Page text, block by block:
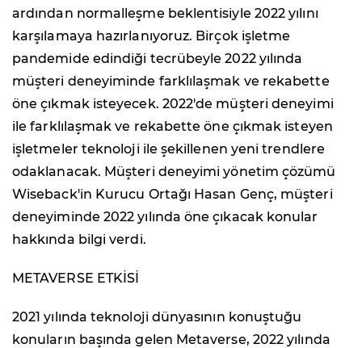
ardından normalleşme beklentisiyle 2022 yılını
karşılamaya hazırlanıyoruz. Birçok işletme
pandemide edindiği tecrübeyle 2022 yılında
müşteri deneyiminde farklılaşmak ve rekabette
öne çıkmak isteyecek. 2022'de müşteri deneyimi
ile farklılaşmak ve rekabette öne çıkmak isteyen
işletmeler teknoloji ile şekillenen yeni trendlere
odaklanacak. Müşteri deneyimi yönetim çözümü
Wiseback'in Kurucu Ortağı Hasan Genç, müşteri
deneyiminde 2022 yılında öne çıkacak konular
hakkında bilgi verdi.
METAVERSE ETKİSİ
2021 yılında teknoloji dünyasının konuştuğu
konuların başında gelen Metaverse, 2022 yılında